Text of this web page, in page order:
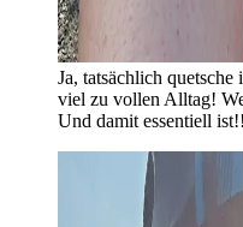
Ja, tatsächlich
viel zu vollen Alltag!
Und damit essentiell